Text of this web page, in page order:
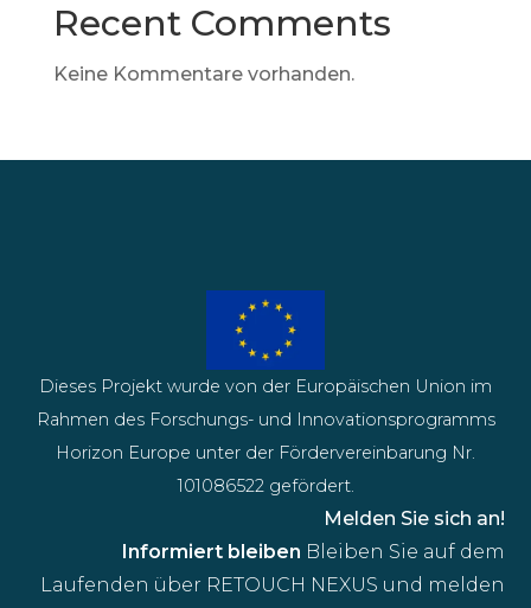
Recent Comments
Keine Kommentare vorhanden.
Informiert bleiben Bleiben Sie auf dem
Laufenden über RETOUCH NEXUS und melden
Melden Sie sich an!
Dieses Projekt wurde von der Europäischen Union im
Rahmen des Forschungs- und Innovationsprogramms
Horizon Europe unter der Fördervereinbarung Nr.
101086522 gefördert.